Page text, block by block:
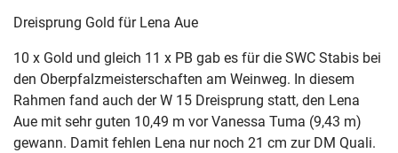
Dreisprung Gold für Lena Aue
10 x Gold und gleich 11 x PB gab es für die SWC Stabis bei
den Oberpfalzmeisterschaften am Weinweg. In diesem
Rahmen fand auch der W 15 Dreisprung statt, den Lena
Aue mit sehr guten 10,49 m vor Vanessa Tuma (9,43 m)
gewann. Damit fehlen Lena nur noch 21 cm zur DM Quali.